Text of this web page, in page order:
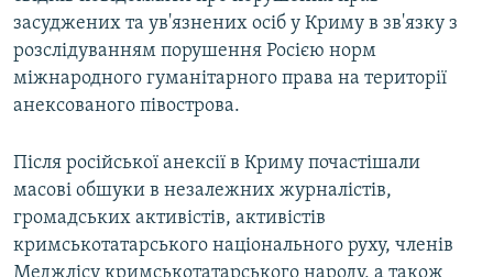
засуджених та ув'язнених осіб у Криму в зв'язку з
розслідуванням порушення Росією норм
міжнародного гуманітарного права на території
анексованого півострова.
Після російської анексії в Криму почастішали
масові обшуки в незалежних журналістів,
громадських активістів, активістів
кримськотатарського національного руху, членів